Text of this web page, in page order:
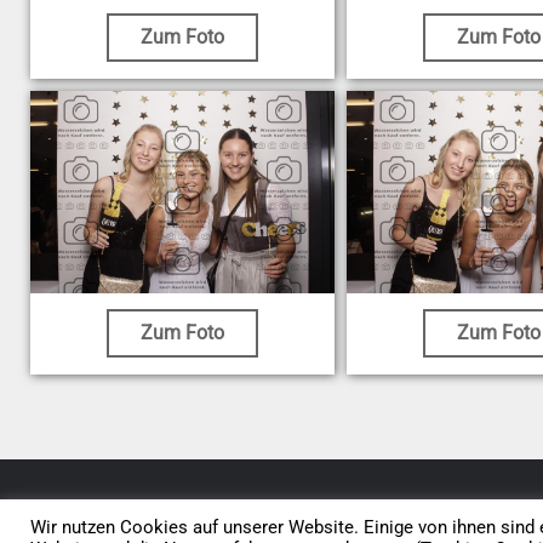
Zum Foto Zum Foto
Zum Foto Zum Foto
© 2026 • Elephants 5
Wir nutzen Cookies auf unserer Website. Einige von ihnen